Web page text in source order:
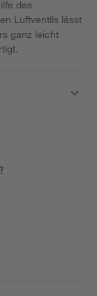
des
Luftventils lässt
ganz leicht